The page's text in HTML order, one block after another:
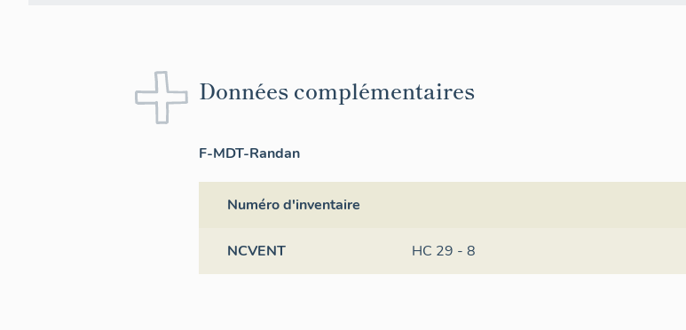
Données complémentaires
F-MDT-Randan
Numéro d'inventaire
NCVENT HC 29 - 8